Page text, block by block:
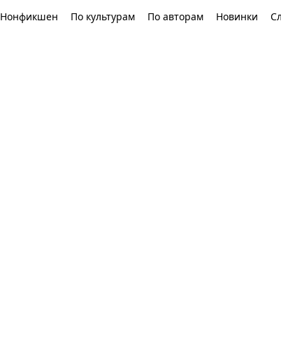
Нонфикшен По культурам По авторам Новинки